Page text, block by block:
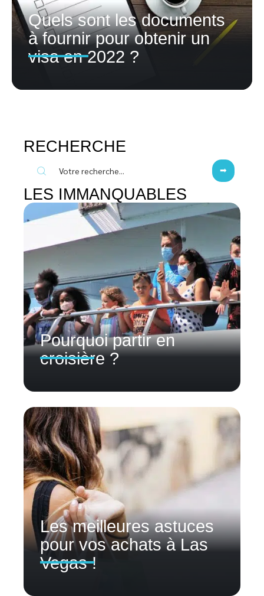
Quels sont les documents
à fournir pour obtenir un
visa en 2022 ?
RECHERCHE
LES IMMANQUABLES
Pourquoi partir en
croisière ?
Les meilleures astuces
pour vos achats à Las
Vegas !